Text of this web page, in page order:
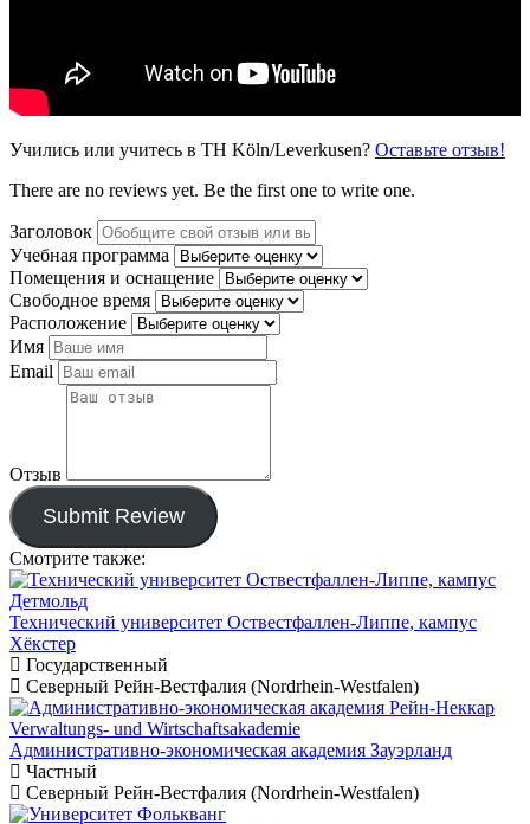
Учились или учитесь в TH Köln/Leverkusen? Оставьте отзыв!
There are no reviews yet. Be the first one to write one.
Заголовок
Учебная программа
Помещения и оснащение
Свободное время
Расположение
Имя
Email
Отзыв
Submit Review
Смотрите также:
Технический университет Оствестфаллен-Липпе, кампус
Хёкстер
Государственный
Северный Рейн-Вестфалия (Nordrhein-Westfalen)
Административно-экономическая академия Зауэрланд
Частный
Северный Рейн-Вестфалия (Nordrhein-Westfalen)